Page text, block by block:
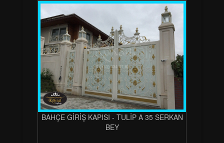
BAHÇE GİRİŞ KAPISI - TULİP A 35 SERKAN
BEY